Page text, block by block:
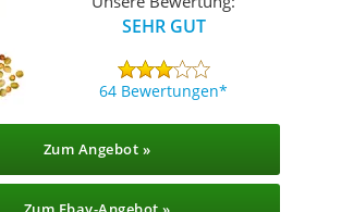
SEHR GUT
64 Bewertungen
Zum Angebot »